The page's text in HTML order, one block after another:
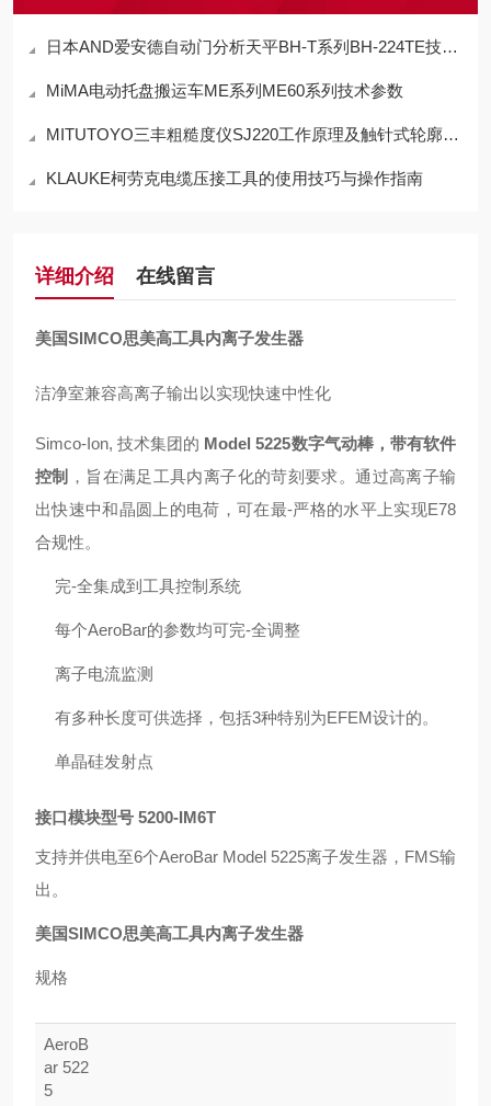
日本AND爱安德自动门分析天平BH-T系列BH-224TE技术参数
MiMA电动托盘搬运车ME系列ME60系列技术参数
MITUTOYO三丰粗糙度仪SJ220工作原理及触针式轮廓测量技术解析
KLAUKE柯劳克电缆压接工具的使用技巧与操作指南
详细介绍 在线留言
美国SIMCO思美高工具内离子发生器
洁净室兼容高离子输出以实现快速中性化
Simco-Ion, 技术集团的 Model 5225数字气动棒，带有软件
控制 ，旨在满足工具内离子化的苛刻要求。通过高离子输
出快速中和晶圆上的电荷，可在最-严格的水平上实现E78
合规性。
完-全集成到工具控制系统
每个AeroBar的参数均可完-全调整
离子电流监测
有多种长度可供选择，包括3种特别为EFEM设计的。
单晶硅发射点
接口模块型号 5200-IM6T
支持并供电至6个AeroBar Model 5225离子发生器，FMS输
出。
美国SIMCO思美高工具内离子发生器
规格
AeroB
ar 522
5